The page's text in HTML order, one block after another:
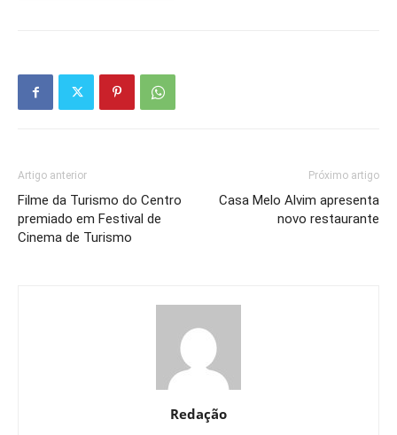
Artigo anterior
Filme da Turismo do Centro
premiado em Festival de
Cinema de Turismo
Próximo artigo
Casa Melo Alvim apresenta
novo restaurante
Redação